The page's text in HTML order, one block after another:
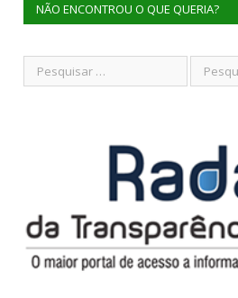
NÃO ENCONTROU O QUE QUERIA?